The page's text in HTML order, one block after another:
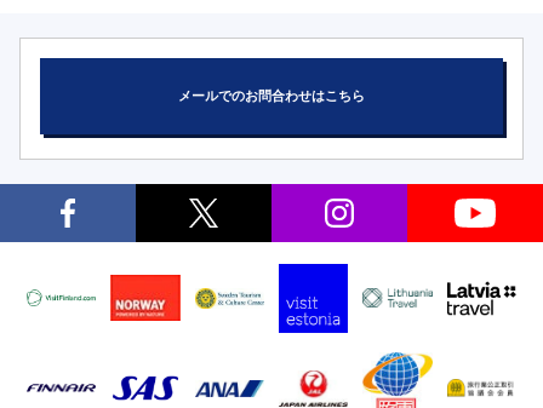
メールでのお問合わせはこちら